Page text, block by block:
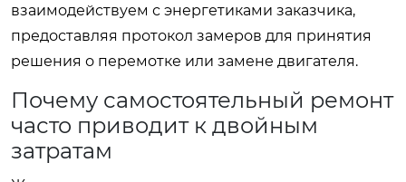
взаимодействуем с энергетиками заказчика,
предоставляя протокол замеров для принятия
решения о перемотке или замене двигателя.
Почему самостоятельный ремонт
часто приводит к двойным
затратам